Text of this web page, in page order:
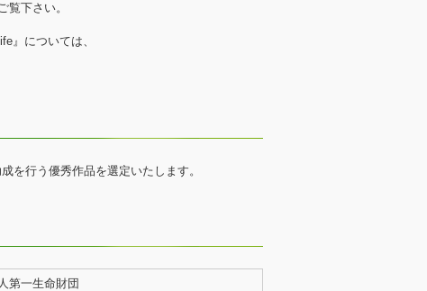
覧下さい。
』については、
を行う優秀作品を選定いたします。
第一生命財団